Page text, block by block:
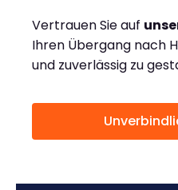
Vertrauen Sie auf
Ihren Übergang nach
und zuverlässig zu